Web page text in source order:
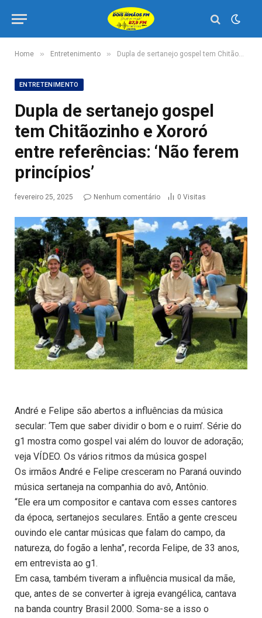
Home » Entretenimento » Dupla de sertanejo gospel tem Chitãozinho e Xororó entre referências: ‘Não ferem princípios’
ENTRETENIMENTO
Dupla de sertanejo gospel
tem Chitãozinho e Xororó
entre referências: ‘Não ferem
princípios’
fevereiro 25, 2025 Nenhum comentário 0 Visitas
André e Felipe são abertos a influências da música
secular: ‘Tem que saber dividir o bom e o ruim’. Série do
g1 mostra como gospel vai além do louvor de adoração;
veja VÍDEO. Os vários ritmos da música gospel
Os irmãos André e Felipe cresceram no Paraná ouvindo
música sertaneja na companhia do avô, Antônio.
“Ele era um compositor e cantava com esses cantores
da época, sertanejos seculares. Então a gente cresceu
ouvindo ele cantar músicas que falam do campo, da
natureza, do fogão a lenha”, recorda Felipe, de 33 anos,
em entrevista ao g1.
Em casa, também tiveram a influência musical da mãe,
que, antes de se converter à igreja evangélica, cantava
na banda country Brasil 2000. Soma-se a isso o